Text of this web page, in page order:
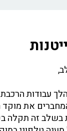
עבודות
את מוקד
בשלב זה תקלה